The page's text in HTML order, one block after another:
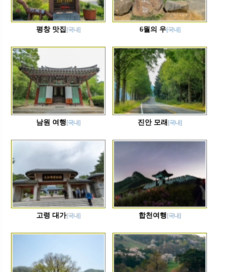
평창 맛집 [국내] 6월의 우[국내]
남원 여행 [국내] 진안 모래 [국내]
고령 대가[국내] 합천여행 [국내]